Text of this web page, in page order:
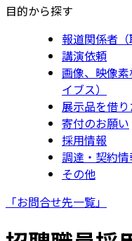
目的から探す
報道関係者（
講演依頼
画像、映像
イブス）
展示品を借
寄付のお願い
採用情報
調達・契約情
その他
「お問合せ先一覧」